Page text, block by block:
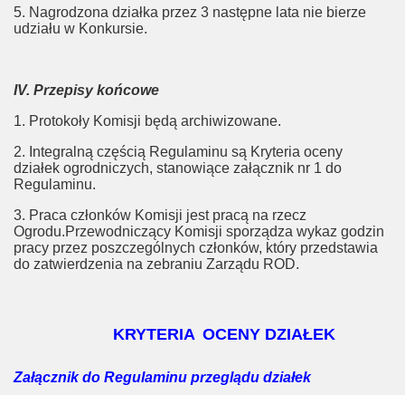
5. Nagrodzona działka przez 3 następne lata nie bierze
udziału w Konkursie.
IV. Przepisy końcowe
1. Protokoły Komisji będą archiwizowane.
2. Integralną częścią Regulaminu są Kryteria oceny
działek ogrodniczych, stanowiące załącznik nr 1 do
Regulaminu.
3. Praca członków Komisji jest pracą na rzecz
Ogrodu.Przewodniczący Komisji sporządza wykaz godzin
pracy przez poszczególnych członków, który przedstawia
do zatwierdzenia na zebraniu Zarządu ROD.
KRYTERIA OCENY DZIAŁEK
Załącznik do Regulaminu przeglądu działek